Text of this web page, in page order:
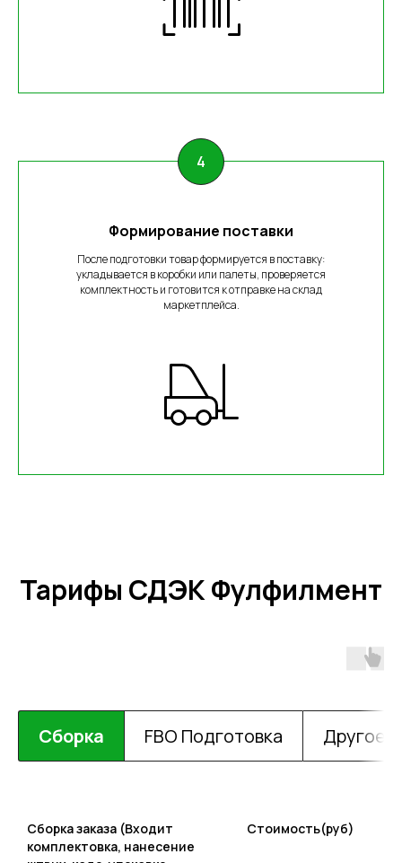
Формирование поставки
После подготовки товар формируется в поставку:
укладывается в коробки или палеты, проверяется
комплектность и готовится к отправке на склад
маркетплейса.
Тарифы СДЭК Фулфилмент
Сборка FBO Подготовка Другое
Сборка заказа (Входит
комплектовка, нанесение
Стоимость(руб)